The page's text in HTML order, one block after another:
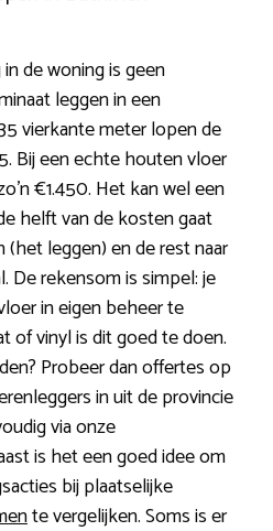
de woning is geen
leggen in een
vierkante meter lopen de
Bij een echte houten vloer
€1.450. Het kan wel een
helft van de kosten gaat
(het leggen) en de rest naar
De rekensom is simpel: je
in eigen beheer te
of vinyl is dit goed te doen.
Probeer dan offertes op
in uit de provincie
via onze
is het een goed idee om
bij plaatselijke
te vergelijken. Soms is er